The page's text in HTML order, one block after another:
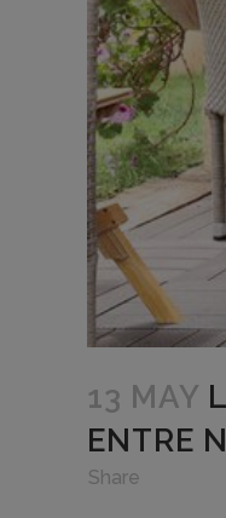
13 MAY
ENTRE
Share